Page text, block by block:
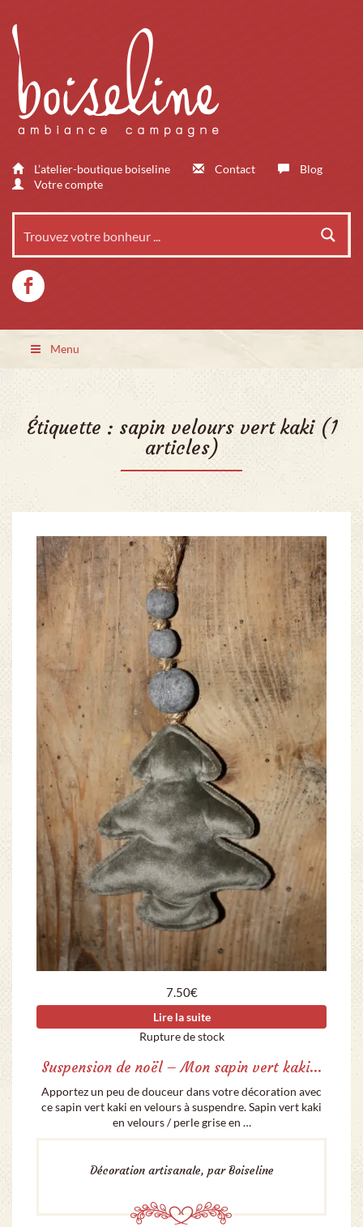
L’atelier-boutique boiseline Contact
Blog
Votre compte
Menu
Étiquette : sapin velours vert kaki(1
articles)
7.50€
Lire la suite
Rupture de stock
Suspension de noël – Mon sapin vert kaki…
Apportez un peu de douceur dans votre décoration avec
ce sapin vert kaki en velours à suspendre. Sapin vert kaki
en velours / perle grise en …
Décoration artisanale, par Boiseline